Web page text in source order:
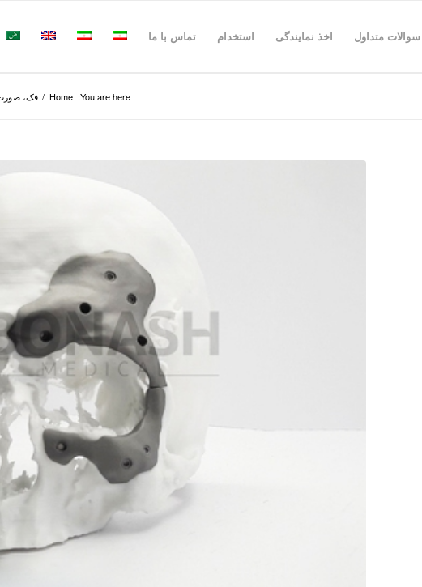
سوالات متداول اخذ نمایندگی استخدام تماس با ما
You are here:
Home
/ فک،